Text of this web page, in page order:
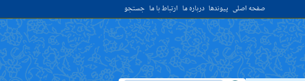
صفحه اصلی پیوندها درباره ما ارتباط با ما جستجو